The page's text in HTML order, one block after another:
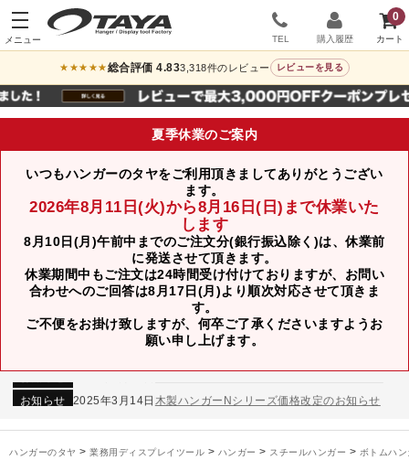
0
TEL 購入履歴
★★★★★総合評価 4.833,318件のレビュー レビューを見る
夏季休業のご案内
いつもハンガーのタヤをご利用頂きましてありがとうござい
ます。
2026年8月11日(火)から8月16日(日)まで休業いた
します
8月10日(月)午前中までのご注文分(銀行振込除く)は、休業前
に発送させて頂きます。
休業期間中もご注文は24時間受け付けておりますが、お問い
合わせへのご回答は8月17日(月)より順次対応させて頂きま
す。
ご不便をお掛け致しますが、何卒ご了承くださいますようお
願い申し上げます。
お知らせ 2024年12月12日年末年始休業のお知らせ
2026年3月7日
お知らせ 2025年7月16日
プラスチック製ハンガー、及び木製ハンガーKシリーズ 価格改定のお知らせ
お知らせ 2025年3月14日 木製ハンガーNシリーズ価格改定のお知らせ
ハンガーのタヤ > 業務用ディスプレイツール > ハンガー > スチールハンガー > ボトムハ